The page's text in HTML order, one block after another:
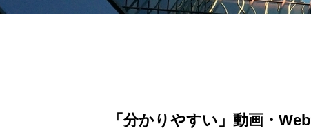
「分かりやすい」動画・